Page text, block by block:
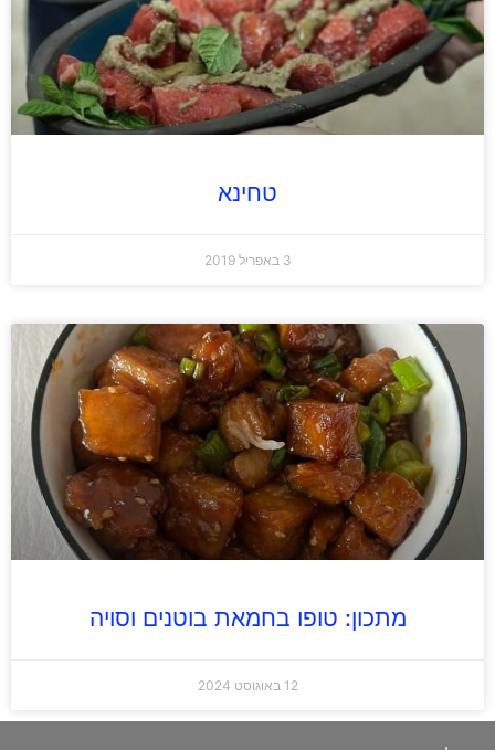
טחינא
3 באפריל 2019
מתכון: טופו בחמאת בוטנים וסויה
12 באוגוסט 2024